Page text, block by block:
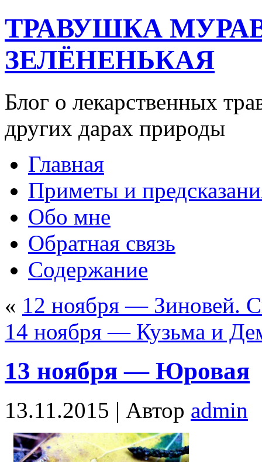
ТРАВУШКА
ЗЕЛЁНЕНЬКАЯ
Блог о лекарственных
других дарах природы
Главная
Приметы и
Обо мне
Обратная связь
Содержание
« 12 ноября — Зиновей.
14 ноября — Кузьма и
13 ноября — Юровая
13.11.2015 | Автор admin